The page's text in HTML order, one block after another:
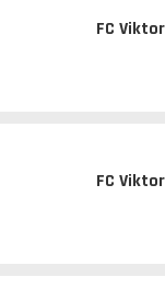
FC
FC